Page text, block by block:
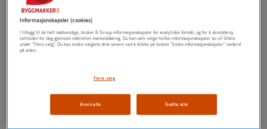
Tidligere
Informasjonskapsler (cookies)
I tillegg til de helt nødvendige, bruker K Group informasjonskapsler for analytiske formål, og for å skreddersy
nettsiden for deg gjennom målrettet markedsføring. Du kan selv velge hvilke informasjonskapsler du vil tillate
under "Flere valg". Du kan endre valgene dine senere ved å klikke på lenken "Endre informasjonskapsler" nederst
på siden.
Flere valg
Avvis alle Godta alle